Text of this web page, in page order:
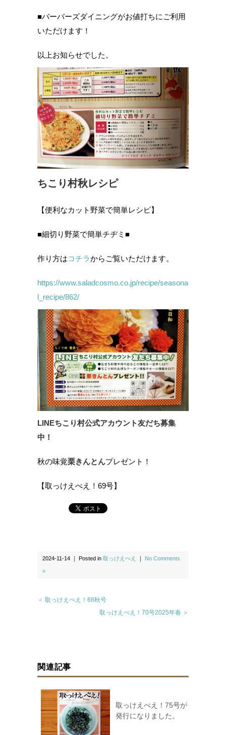
■バーバーズダイニングがお値打ちにご利用
いただけます！
以上お知らせでした。
ちこり村秋レシピ
【便利なカット野菜で簡単レシピ】
■細切り野菜で簡単チヂミ■
作り方はコチラからご覧いただけます。
https://www.saladcosmo.co.jp/recipe/seasona
l_recipe/862/
LINEちこり村公式アカウント友だち募集
中！
秋の味覚栗きんとんプレゼント！
【取っけえべえ！69号】
2024-11-14 ｜ Posted in 取っけえべえ ｜ No Comments
»
＜ 取っけえべえ！68秋号
取っけえべえ！70号2025年春 ＞
関連記事
取っけえべえ！75号が
発行になりました。